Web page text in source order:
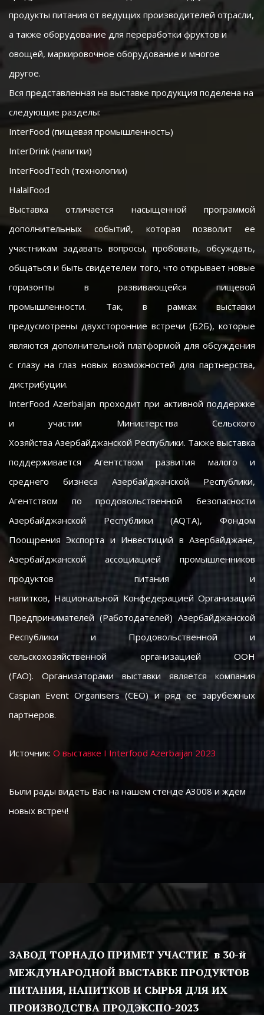
продукты питания от ведущих производителей отрасли,
а также оборудование для переработки фруктов и
овощей, маркировочное оборудование и многое
другое.
Вся представленная на выставке продукция поделена на
следующие разделы:
InterFood (пищевая промышленность)
InterDrink (напитки)
InterFoodTech (технологии)
HalalFood
Выставка отличается насыщенной программой
дополнительных событий, которая позволит ее
участникам задавать вопросы, пробовать, обсуждать,
общаться и быть свидетелем того, что открывает новые
горизонты в развивающейся пищевой
промышленности. Так, в рамках выставки
предусмотрены двухсторонние встречи (Б2Б), которые
являются дополнительной платформой для обсуждения
с глазу на глаз новых возможностей для партнерства,
дистрибуции.
InterFood Azerbaijan проходит при активной поддержке
и участии Министерства Сельского
Хозяйства Азербайджанской Республики. Также выставка
поддерживается Агентством развития малого и
среднего бизнеса Азербайджанской Республики,
Агентством по продовольственной безопасности
Азербайджанской Республики (AQTA), Фондом
Поощрения Экспорта и Инвестиций в Азербайджане,
Азербайджанской ассоциацией промышленников
продуктов питания и
напитков, Национальной Конфедерацией Организаций
Предпринимателей (Работодателей) Азербайджанской
Республики и Продовольственной и
сельскохозяйственной организацией ООН
(FAO). Организаторами выставки является компания
Caspian Event Organisers (CEO) и ряд ее зарубежных
партнеров.
Источник: О выставке I Interfood Azerbaijan 2023
Были рады видеть Вас на нашем стенде А3008 и ждём
новых встреч!
ЗАВОД ТОРНАДО ПРИМЕТ УЧАСТИЕ  в 30-й
МЕЖДУНАРОДНОЙ ВЫСТАВКЕ ПРОДУКТОВ
ПИТАНИЯ, НАПИТКОВ И СЫРЬЯ ДЛЯ ИХ
ПРОИЗВОДСТВА ПРОДЭКСПО-2023